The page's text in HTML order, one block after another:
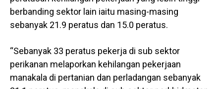
berbanding sektor lain iaitu masing-masing
sebanyak 21.9 peratus dan 15.0 peratus.
“Sebanyak 33 peratus pekerja di sub sektor
perikanan melaporkan kehilangan pekerjaan
manakala di pertanian dan perladangan sebanyak